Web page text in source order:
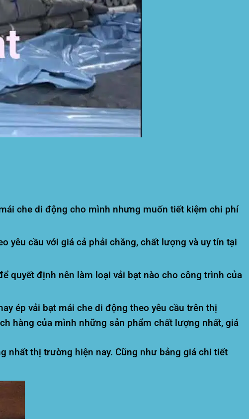
che di động cho mình nhưng muốn tiết kiệm chi phí
yêu cầu với giá cả phải chăng, chất lượng và uy tín tại
quyết định nên làm loại vải bạt nào cho công trình của
ép vải bạt mái che di động theo yêu cầu trên thị
hàng của mình những sản phẩm chất lượng nhất, giá
nhất thị trường hiện nay. Cũng như bảng giá chi tiết